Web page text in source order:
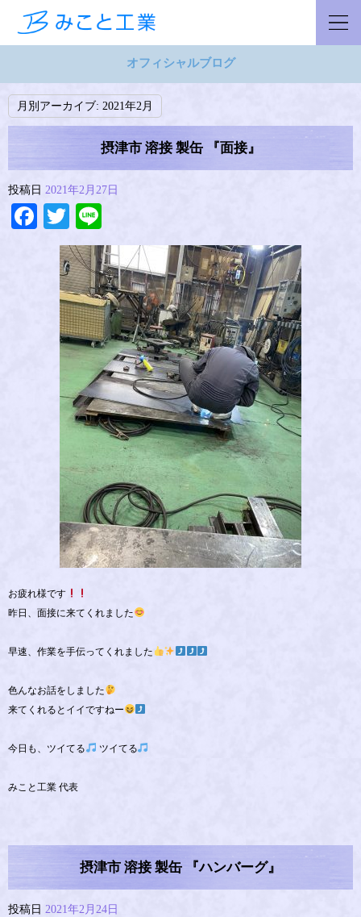
オフィシャルブログ
月別アーカイブ: 2021年2月
摂津市 溶接 製缶 『面接』
投稿日 2021年2月27日
Facebook
Twitter
お疲れ様です
昨日、面接に来てくれました
早速、作業を手伝ってくれました
色んなお話をしました
来てくれるとイイですねー
今日も、ツイてる ツイてる
みこと工業 代表
摂津市 溶接 製缶 『ハンバーグ』
投稿日 2021年2月24日